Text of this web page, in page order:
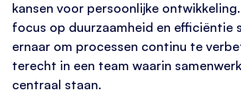
kansen voor persoonlijke
focus op duurzaamheid en efficiëntie
ernaar om processen continu te
terecht in een team waarin
centraal staan.